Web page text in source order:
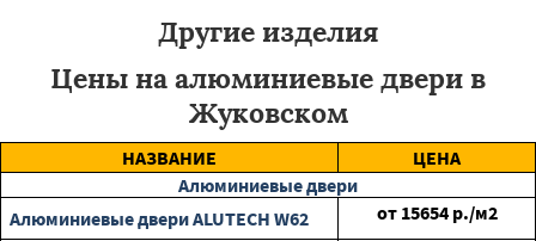
Другие изделия
Цены на алюминиевые двери в
Жуковском
НАЗВАНИЕ
ЦЕНА
Алюминиевые двери
Алюминиевые двери ALUTECH W62
от 15654 р./м2